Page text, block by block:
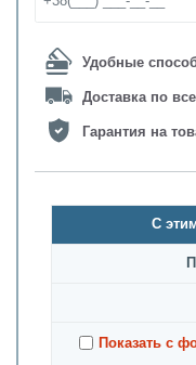
Удобные
Доставка по
Гарантия на
С
Показать с